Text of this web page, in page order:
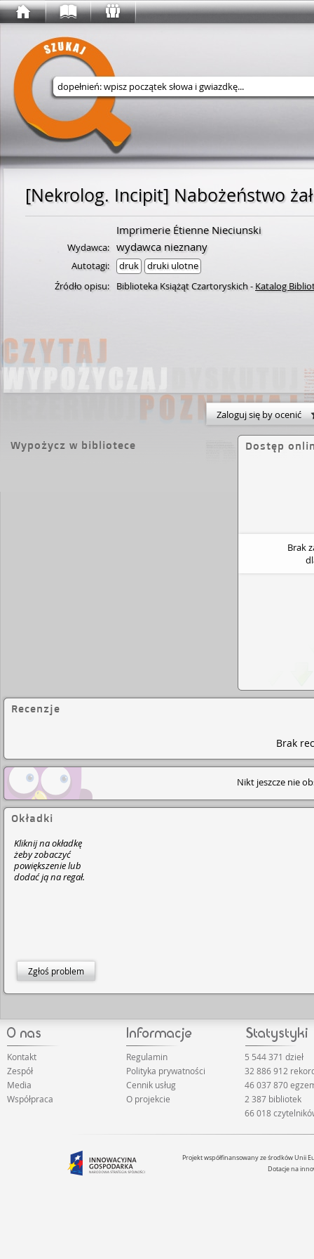
Wyszukaj w serwisie
Imprimerie Étienne Nieciunski
Wydawca: wydawca nieznany
Autotagi: druk
druki ulotne
Źródło opisu:
Biblioteka Książąt Czartoryskich - Katalog
Zaloguj się by ocenić
Wypożycz w bibliotece Dostęp
Brak
Recenzje
Brak
Nikt jeszcze nie
Okładki
Kliknij na okładkę
żeby zobaczyć
powiększenie lub
dodać ją na regał.
Zgłoś problem
Kontakt
Zespół
Media
Współpraca
Regulamin
Polityka prywatności
Cennik usług
O projekcie
5 544 371 dzieł
32 886 912
46 037 870
2 387 bibliotek
66 018
Projekt współfinansowany ze środków Unii
Dotacje na